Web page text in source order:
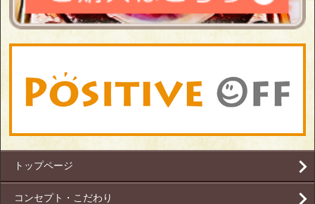
トップページ
コンセプト・こだわり